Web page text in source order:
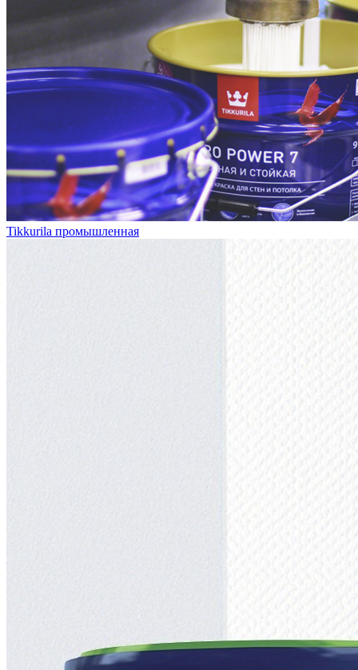
Tikkurila промышленная